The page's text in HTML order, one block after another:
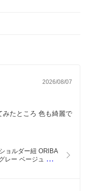
2026/08/07
みたところ 色も綺麗で
ョルダー紐 ORIBA
レー ベージュ 鞄